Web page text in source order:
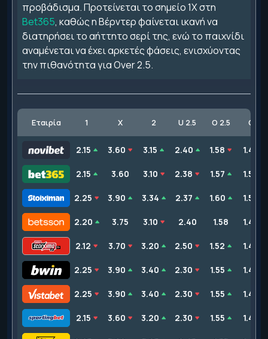
προβάδισμα. Προτείνεται το σημείο 1Χ στη
Bet365, καθώς η Βέρντερ φαίνεται ικανή να
διατηρήσει το αήττητο σερί της, ενώ το παιχνίδι
αναμένεται να έχει αρκετές φάσεις, ενισχύοντας
την πιθανότητα για Over 2.5.
Εταιρία 1 X 2 U 2.5 O 2.5 GG
2.15 3.60 3.15 2.40 1.58 1.47
2.15 3.60 3.10 2.38 1.57 1.50
2.25 3.90 3.34 2.37 1.60 1.50
2.20 3.75 3.10 2.40 1.58 1.47
2.12 3.70 3.20 2.50 1.52 1.45
2.25 3.90 3.40 2.30 1.55 1.49
2.25 3.90 3.40 2.30 1.55 1.49
2.15 3.60 3.20 2.30 1.55 1.49